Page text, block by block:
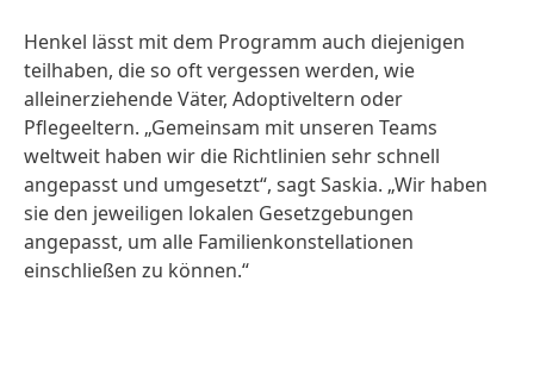
Henkel lässt mit dem Programm auch diejenigen
teilhaben, die so oft vergessen werden, wie
alleinerziehende Väter, Adoptiveltern oder
Pflegeeltern. „Gemeinsam mit unseren Teams
weltweit haben wir die Richtlinien sehr schnell
angepasst und umgesetzt“, sagt Saskia. „Wir haben
sie den jeweiligen lokalen Gesetzgebungen
angepasst, um alle Familienkonstellationen
einschließen zu können.“